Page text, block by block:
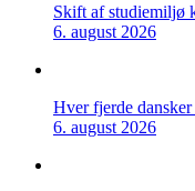
Skift af studiemiljø
6. august 2026
Hver fjerde
6. august 2026